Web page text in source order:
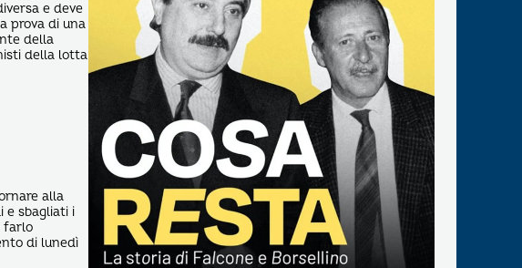
e deve
prova di una
della
della lotta
alla
e sbagliati i
farlo
di lunedì